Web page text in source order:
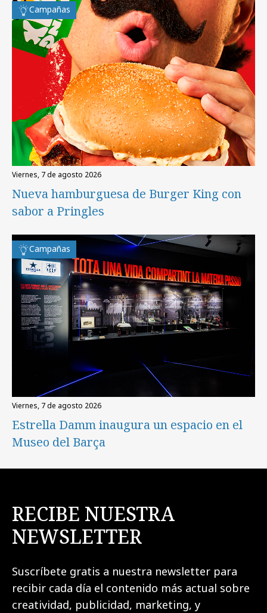
Campañas
viernes, 7 de agosto 2026
Nueva hamburguesa de Burger King con
sabor a Pringles
Campañas
viernes, 7 de agosto 2026
Estrella Damm inaugura un espacio en el
Museo del Barça
RECIBE NUESTRA
NEWSLETTER
Suscríbete gratis a nuestra newsletter para
recibir cada día el contenido más actual sobre
creatividad, publicidad, marketing, y